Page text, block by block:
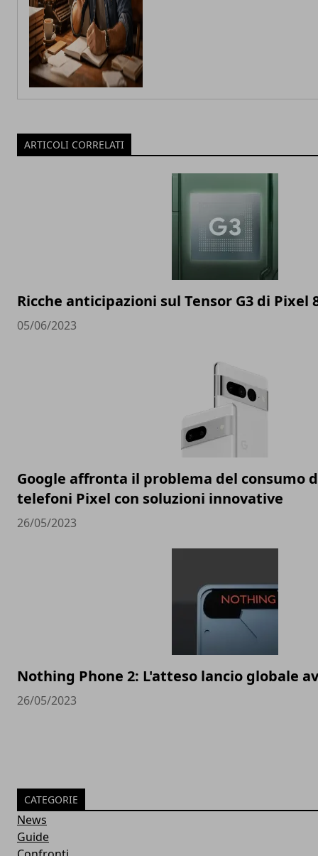
ARTICOLI CORRELATI
Ricche anticipazioni sul Tensor G3 di Pixel
05/06/2023
Google affronta il problema del consumo
telefoni Pixel con soluzioni innovative
26/05/2023
Nothing Phone 2: L'atteso lancio globale
26/05/2023
CATEGORIE
News
Guide